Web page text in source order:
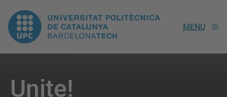
UPC.
Universitat
Politècnica
MENU
Unite!
are
here: